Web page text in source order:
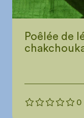
Poêlée de
0